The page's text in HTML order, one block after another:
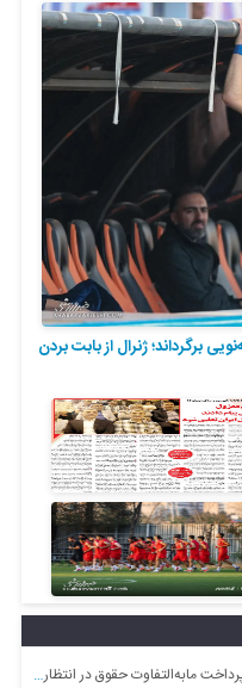
برگرداند؛ ژنرال از بابت بردن
حقوق در انتظار اعلام رسمی